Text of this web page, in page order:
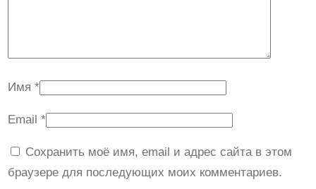
Имя *
Email *
Сохранить моё имя, email и адрес сайта в этом
браузере для последующих моих комментариев.